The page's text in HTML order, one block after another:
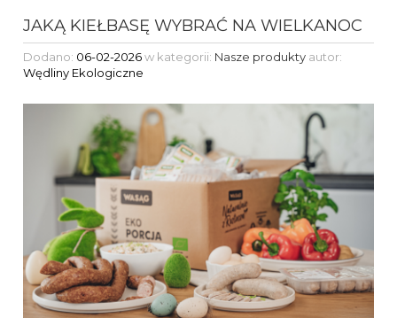
JAKĄ KIEŁBASĘ WYBRAĆ NA WIELKANOC
Dodano: 06-02-2026w kategorii: Nasze produkty autor:
Wędliny Ekologiczne